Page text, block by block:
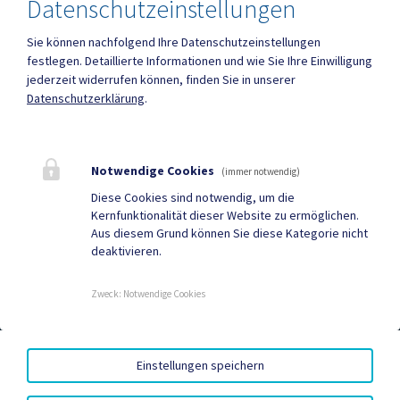
Mehr
Quicklinks
Geko digital Gemeinde-
Neuigkeiten
KONTOVERBINDUNG|BARRIEREFREIHEIT|
DATENSCHUTZ|SITEMAP|IMPRESSUM
Datenschutzeinstellungen
Sie können nachfolgend Ihre Datenschutzeinstellungen
festlegen. Detaillierte Informationen und wie Sie Ihre Einwilligung
jederzeit widerrufen können, finden Sie in unserer
Datenschutzerklärung.
Notwendige Cookies (immer notwendig)
Diese Cookies sind notwendig, um die
Kernfunktionalität dieser Website zu ermöglichen.
Aus diesem Grund können Sie diese Kategorie nicht
deaktivieren.
Zweck: Notwendige Cookies
Einstellungen speichern